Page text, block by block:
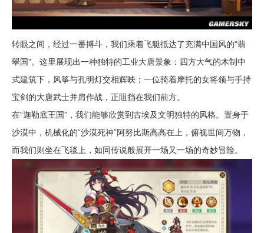
转眼之间，经过一番搏斗，我们乘着飞艇抵达了充满中国风的“翡
翠国”。这里展现出一种独特的工业大唐景象：四方大气的木制中
式建筑下，风筝与孔明灯交相辉映；一位骑着摩托的女将领与手持
宝剑的大唐武士并肩作战，正阻挡在我们前方。
在“迦勒底王国”，我们能够欣赏到古埃及文明独特的风格。置身于
沙漠中，机械化的“沙漠死神”阿努比斯高高在上，俯视世间万物，
而我们则坐在飞毯上，如同传说般展开一场又一场的奇妙冒险。